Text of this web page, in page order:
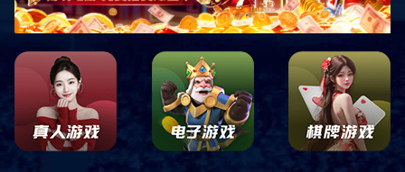
经营理念：
价值观：